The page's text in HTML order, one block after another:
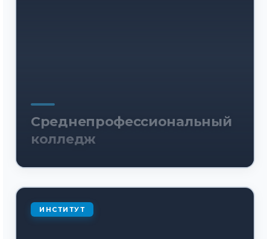
Среднепрофессиональный
колледж
ИНСТИТУТ